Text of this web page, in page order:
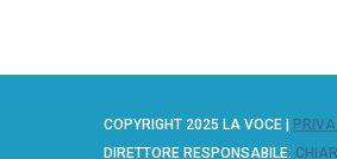
COPYRIGHT 2025 LA VOCE |
DIRETTORE RESPONSABILE: